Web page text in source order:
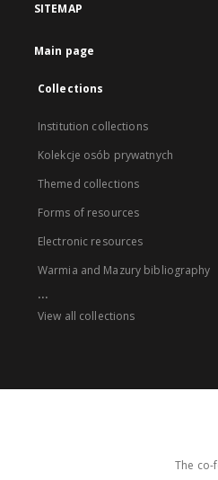
SITEMAP
Main page
Collections
Institution collections
Kolekcje osób prywatnych
Themed collections
Forms of resources
Electronic resources
Warmia and Mazury bibliography
...
View all collections
The co-